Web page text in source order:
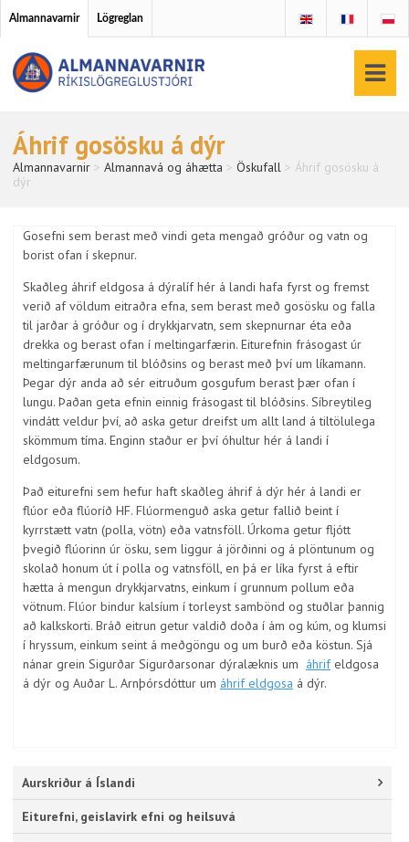
Almannavarnir Lögreglan
Áhrif gosösku á dýr
Almannavarnir > Almannavá og áhætta > Öskufall > Áhrif gosösku á
dýr
Gosefni sem berast með vindi geta mengað gróður og vatn og
borist ofan í skepnur.
Skaðleg áhrif eldgosa á dýralíf hér á landi hafa fyrst og fremst
verið af völdum eitraðra efna, sem berast með gosösku og falla
til jarðar á gróður og í drykkjarvatn, sem skepnurnar éta eða
drekka og berast ofan í meltingarfærin. Eiturefnin frásogast úr
meltingarfærunum til blóðsins og berast með því um líkamann.
Þegar dýr anda að sér eitruðum gosgufum berast þær ofan í
lungu. Þaðan geta efnin einnig frásogast til blóðsins. Síbreytileg
vindátt veldur því, að aska getur dreifst um allt land á tiltölulega
skömmum tíma. Enginn staður er því óhultur hér á landi í
eldgosum.
Það eiturefni sem hefur haft skaðleg áhrif á dýr hér á landi er
flúor eða flúoríð HF. Flúormenguð aska getur fallið beint í
kyrrstætt vatn (polla, vötn) eða vatnsföll. Úrkoma getur fljótt
þvegið flúorinn úr ösku, sem liggur á jörðinni og á plöntunum og
skolað honum út í polla og vatnsföll, en þá er líka fyrst á eftir
hætta á mengun drykkjarvatns, einkum í grunnum pollum eða
vötnum. Flúor bindur kalsíum í torleyst sambönd og stuðlar þannig
að kalkskorti. Bráð eitrun getur valdið doða í ám og kúm, og klumsi
í hryssum, einkum seint á meðgöngu og um burð eða köstun. Sjá
nánar grein Sigurðar Sigurðarsonar dýralæknis um áhrifeldgosa
á dýr og Auðar L. Arnþórsdóttur um áhrif eldgosa á dýr.
Aurskriður á Íslandi
Eiturefni, geislavirk efni og heilsuvá